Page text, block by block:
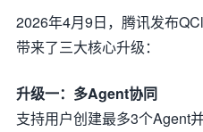
2026年4月9日，腾讯发布
带来了三大核心升级：
升级一：多Agent协同
支持用户创建最多3个Agent